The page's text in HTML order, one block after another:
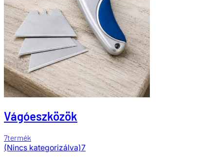
Vágóeszközök
7termék
(Nincs kategorizálva)7